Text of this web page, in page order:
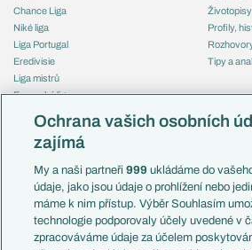
Chance Liga
Niké liga
Liga Portugal
Eredivisie
Liga mistrů
Evropská liga
Mistrovství světa
Liga národů
Témata
Představení týmů MS
EuroSkauting
PL v kostce
Životopisy
Profily,
Tipy a
Česko
Francie
Itálie
Německo
Španělsko
Argentina
Ochrana vašich osobních
zajímá
My a naši partneři999 ukládáme do
údaje, jako jsou údaje o prohlížení nebo
máme k nim přístup. Výběr Souhlasím
technologie podporovaly účely uvedené v
zpracováváme údaje za účelem